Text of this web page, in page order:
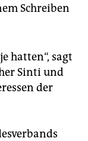
Schreiben
hatten“, sagt
Sinti und
der